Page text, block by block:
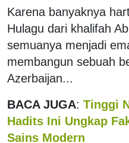
Karena banyaknya
Hulagu dari khalifah
semuanya menjadi
membangun sebuah
Azerbaijan...
BACA JUGA: Tinggi
Hadits Ini Ungkap
Sains Modern